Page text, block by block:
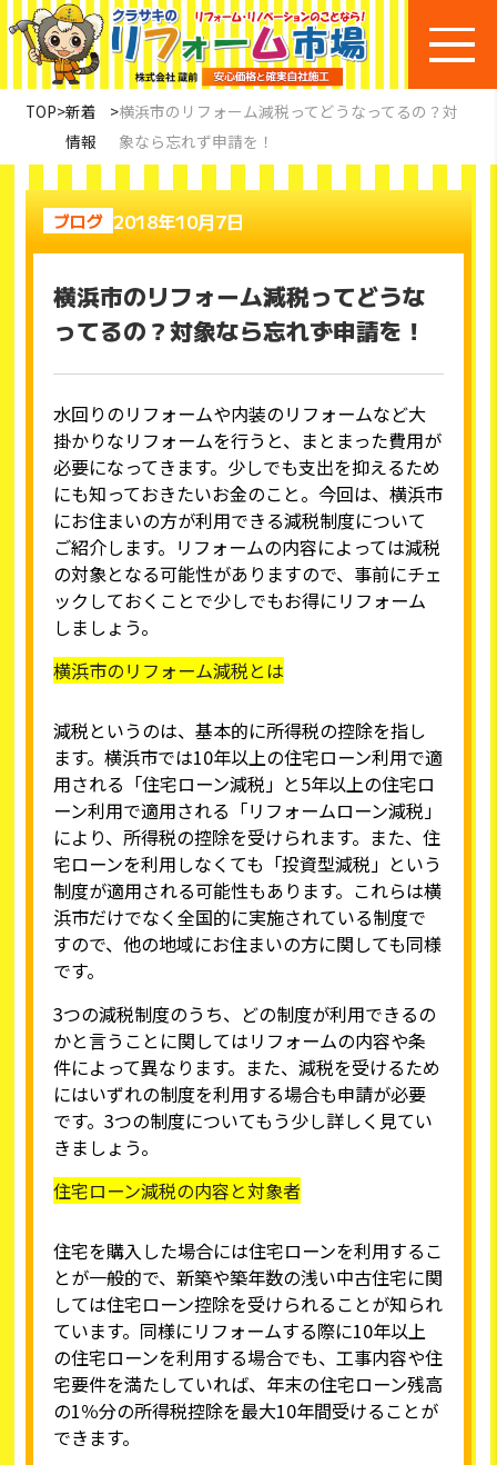
TOP>新着
情報
>横浜市のリフォーム減税ってどうなってるの？対
象なら忘れず申請を！
ブログ 2018年10月7日
横浜市のリフォーム減税ってどうな
ってるの？対象なら忘れず申請を！
水回りのリフォームや内装のリフォームなど大
掛かりなリフォームを行うと、まとまった費用が
必要になってきます。少しでも支出を抑えるため
にも知っておきたいお金のこと。今回は、横浜市
にお住まいの方が利用できる減税制度について
ご紹介します。リフォームの内容によっては減税
の対象となる可能性がありますので、事前にチェ
ックしておくことで少しでもお得にリフォーム
しましょう。
横浜市のリフォーム減税とは
減税というのは、基本的に所得税の控除を指し
ます。横浜市では10年以上の住宅ローン利用で適
用される「住宅ローン減税」と5年以上の住宅ロ
ーン利用で適用される「リフォームローン減税」
により、所得税の控除を受けられます。また、住
宅ローンを利用しなくても「投資型減税」という
制度が適用される可能性もあります。これらは横
浜市だけでなく全国的に実施されている制度で
すので、他の地域にお住まいの方に関しても同様
です。
3つの減税制度のうち、どの制度が利用できるの
かと言うことに関してはリフォームの内容や条
件によって異なります。また、減税を受けるため
にはいずれの制度を利用する場合も申請が必要
です。3つの制度についてもう少し詳しく見てい
きましょう。
住宅ローン減税の内容と対象者
住宅を購入した場合には住宅ローンを利用するこ
とが一般的で、新築や築年数の浅い中古住宅に関
しては住宅ローン控除を受けられることが知られ
ています。同様にリフォームする際に10年以上
の住宅ローンを利用する場合でも、工事内容や住
宅要件を満たしていれば、年末の住宅ローン残高
の1％分の所得税控除を最大10年間受けることが
できます。